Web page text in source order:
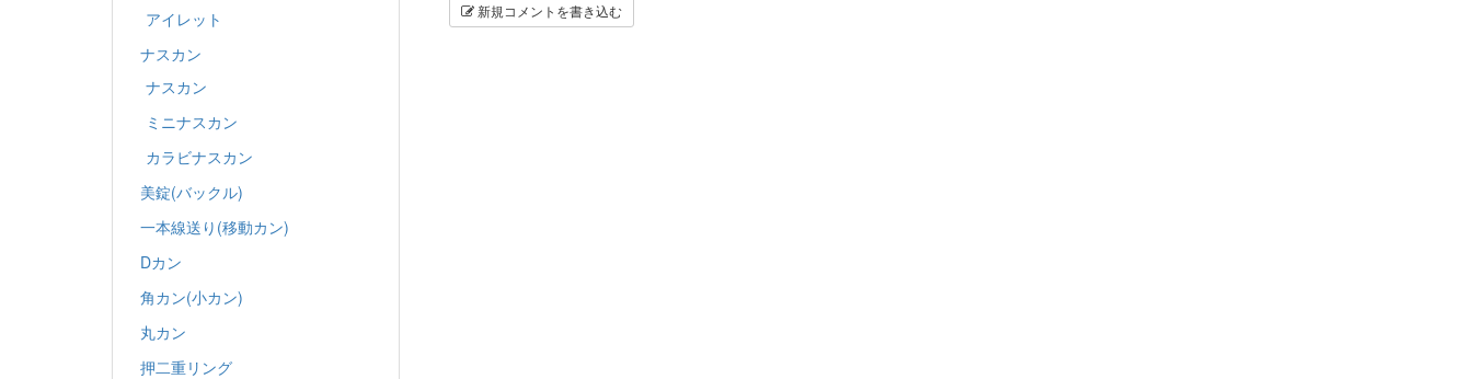
新規コメントを書き込む
アイレット
ナスカン
ナスカン
ミニナスカン
カラビナスカン
美錠(バックル)
一本線送り(移動カン)
Dカン
角カン(小カン)
丸カン
押二重リング